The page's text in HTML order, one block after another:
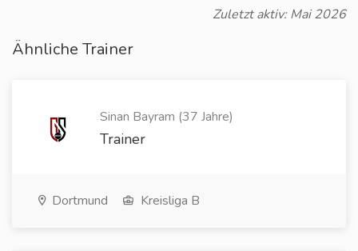
Zuletzt aktiv: Mai 2026
Ähnliche Trainer
Sinan Bayram (37 Jahre)
Trainer
Dortmund Kreisliga B